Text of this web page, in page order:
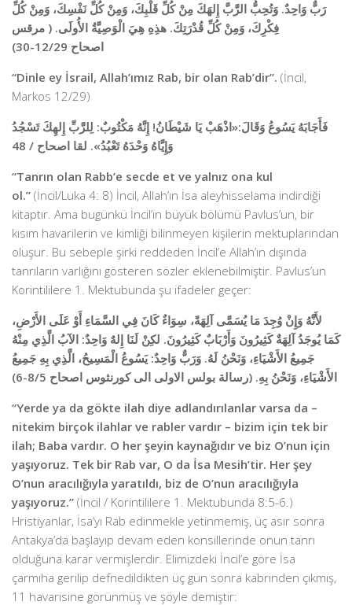
رَبٌّ وَاحِدٌ. وَتُحِبُّ الرَّبَّ إِلهَكَ مِنْ كُلِّ قَلْبِكَ، وَمِنْ كُلِّ نَفْسِكَ، وَمِنْ كُلِّ
فِكْرِكَ، وَمِنْ كُلِّ قُدْرَتِكَ. هذِهِ هِيَ الْوَصِيَّةُ الأُولَى. ( مرقس
اصحاح 12/29-30)
“Dinle ey İsrail, Allah’ımız Rab, bir olan Rab’dir”. (İncil,
Markos 12/29)
فَأَجَابَهُ يَسُوعُ وَقَالَ:«اذْهَبْ يَا شَيْطَانُ! إِنَّهُ مَكْتُوبٌ: لِلرَّبِّ إِلهِكَ تَسْجُدُ
وَإِيَّاهُ وَحْدَهُ تَعْبُدُ». لقا اصحاح / 48
“Tanrın olan Rabb’e secde et ve yalnız ona kul
ol.” (İncil/Luka 4: 8) İncil, Allah’ın İsa aleyhisselama indirdiği
kitaptır. Ama bugünkü İncil’in büyük bölümü Pavlus’un, bir
kısım havarilerin ve kimliği bilinmeyen kişilerin mektuplarından
oluşur. Bu sebeple şirki reddeden İncil’e Allah’ın dışında
tanrıların varlığını gösteren sözler eklenebilmiştir. Pavlus’un
Korintililere 1. Mektubunda şu ifadeler geçer:
لأَنَّهُ وَإِنْ وُجِدَ مَا يُسَمَّى آلِهَةً، سِوَاءٌ كَانَ فِي السَّمَاءِ أَوْ عَلَى الأَرْضِ،
كَمَا يُوجَدُ آلِهَةٌ كَثِيرُونَ وَأَرْبَابٌ كَثِيرُونَ. لكِنْ لَنَا إِلهٌ وَاحِدٌ: الآبُ الَّذِي مِنْهُ
جَمِيعُ الأَشْيَاءِ، وَنَحْنُ لَهُ. وَرَبٌّ وَاحِدٌ: يَسُوعُ الْمَسِيحُ، الَّذِي بِهِ جَمِيعُ
الأَشْيَاءِ، وَنَحْنُ بِهِ. (رسالة بولس الاولى الى كورنثوس اصحاح 8/5-6)
“Yerde ya da gökte ilah diye adlandırılanlar varsa da –
nitekim birçok ilahlar ve rabler vardır – bizim için tek bir
ilah; Baba vardır. O her şeyin kaynağıdır ve biz O’nun için
yaşıyoruz. Tek bir Rab var, O da İsa Mesih’tir. Her şey
O’nun aracılığıyla yaratıldı, biz de O’nun aracılığıyla
yaşıyoruz.” (İncil / Korintililere 1. Mektubunda 8:5-6.)
Hristiyanlar, İsa’yı Rab edinmekle yetinmemiş, üç asır sonra
Antakya’da başlayıp devam eden konsillerinde onun tanrı
olduğuna karar vermişlerdir. Elimizdeki İncil’e göre İsa
çarmıha gerilip defnedildikten üç gün sonra kabrinden çıkmış,
11 havarisine gö­rünmüş ve şöyle demiştir: